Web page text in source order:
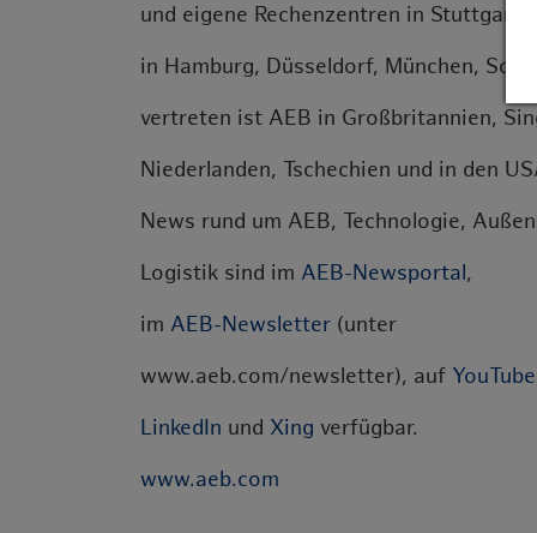
und eigene Rechenzentren in
in Hamburg, Düsseldorf, München,
vertreten ist AEB in Großbritannien,
Niederlanden, Tschechien und in den
News rund um AEB, Technologie,
Logistik sind im AEB-Newsportal,
im AEB-Newsletter (unter
www.aeb.com/newsletter), auf YouTube
LinkedIn und Xing verfügbar.
www.aeb.com